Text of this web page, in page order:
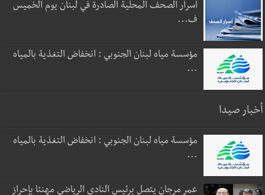
أسرار الصحف المحلية الصادرة في لبنان يوم الخميس
ف...
مؤسسة مياه لبنان الجنوبي : انخفاض التغذية بالمياه
...
أخبار صيدا
مؤسسة مياه لبنان الجنوبي : انخفاض التغذية بالمياه
...
عمر مرجان يتصل برئيس النادي الرياضي مهنئا بإحراز